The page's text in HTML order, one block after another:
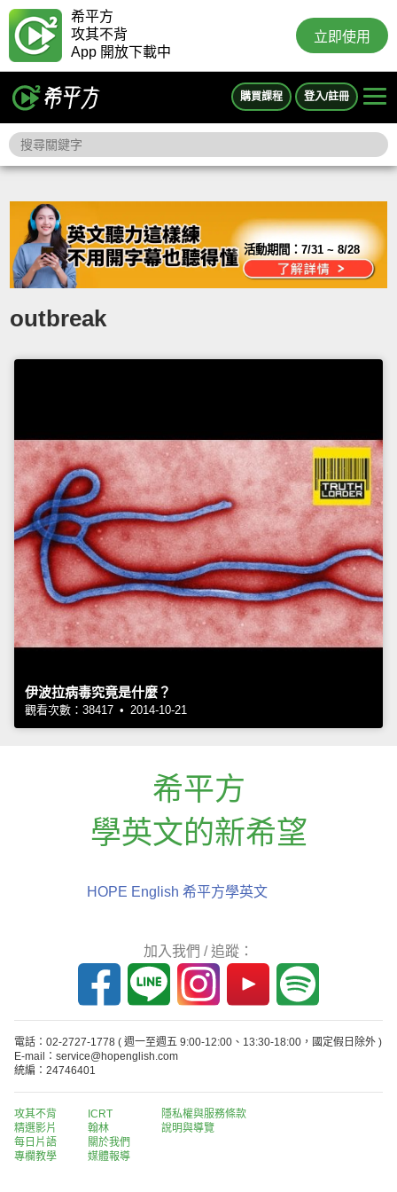
希平方
攻其不背
App 開放下載中
立即使用
購買課程 登入/註冊
活動期間：7/31 ~ 8/28
outbreak
伊波拉病毒究竟是什麼？
觀看次數：38417 • 2014-10-21
希平方
學英文的新希望
HOPE English 希平方學英文
加入我們 / 追蹤：
電話：02-2727-1778 ( 週一至週五 9:00-12:00、13:30-18:00，國定假日除外 )
E-mail：service@hopenglish.com
統編：24746401
攻其不背
精選影片
每日片語
專欄教學
ICRT
翰林
關於我們
媒體報導
隱私權與服務條款
說明與導覽